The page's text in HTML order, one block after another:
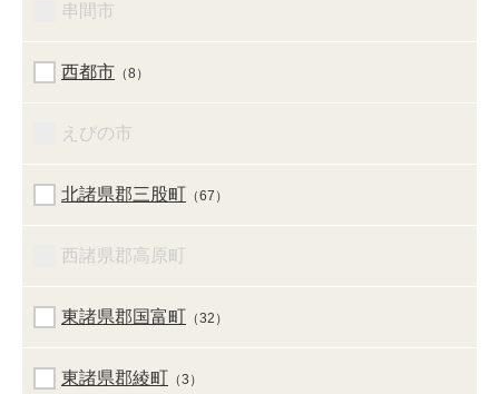
串間市
西都市 （8）
えびの市
北諸県郡三股町 （67）
西諸県郡高原町
東諸県郡国富町 （32）
東諸県郡綾町 （3）